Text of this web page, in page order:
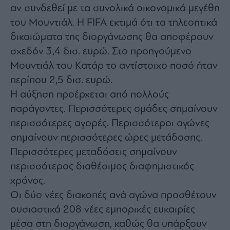
αν συνδεθεί με τα συνολικά οικονομικά μεγέθη
του Μουντιάλ. Η FIFA εκτιμά ότι τα τηλεοπτικά
δικαιώματα της διοργάνωσης θα αποφέρουν
σχεδόν 3,4 δισ. ευρώ. Στο προηγούμενο
Μουντιάλ του Κατάρ το αντίστοιχο ποσό ήταν
περίπου 2,5 δισ. ευρώ.
Η αύξηση προέρχεται από πολλούς
παράγοντες. Περισσότερες ομάδες σημαίνουν
περισσότερες αγορές. Περισσότεροι αγώνες
σημαίνουν περισσότερες ώρες μετάδοσης.
Περισσότερες μεταδόσεις σημαίνουν
περισσότερος διαθέσιμος διαφημιστικός
χρόνος.
Οι δύο νέες διακοπές ανά αγώνα προσθέτουν
ουσιαστικά 208 νέες εμπορικές ευκαιρίες
μέσα στη διοργάνωση, καθώς θα υπάρξουν